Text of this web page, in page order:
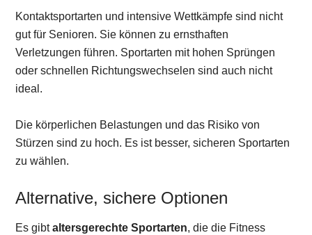
Kontaktsportarten und intensive Wettkämpfe sind nicht
gut für Senioren. Sie können zu ernsthaften
Verletzungen führen. Sportarten mit hohen Sprüngen
oder schnellen Richtungswechselen sind auch nicht
ideal.
Die körperlichen Belastungen und das Risiko von
Stürzen sind zu hoch. Es ist besser, sicheren Sportarten
zu wählen.
Alternative, sichere Optionen
Es gibtaltersgerechte Sportarten, die die Fitness